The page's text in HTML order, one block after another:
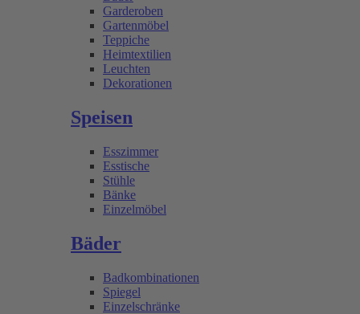
Garderoben
Gartenmöbel
Teppiche
Heimtextilien
Leuchten
Dekorationen
Speisen
Esszimmer
Esstische
Stühle
Bänke
Einzelmöbel
Bäder
Badkombinationen
Spiegel
Einzelschränke